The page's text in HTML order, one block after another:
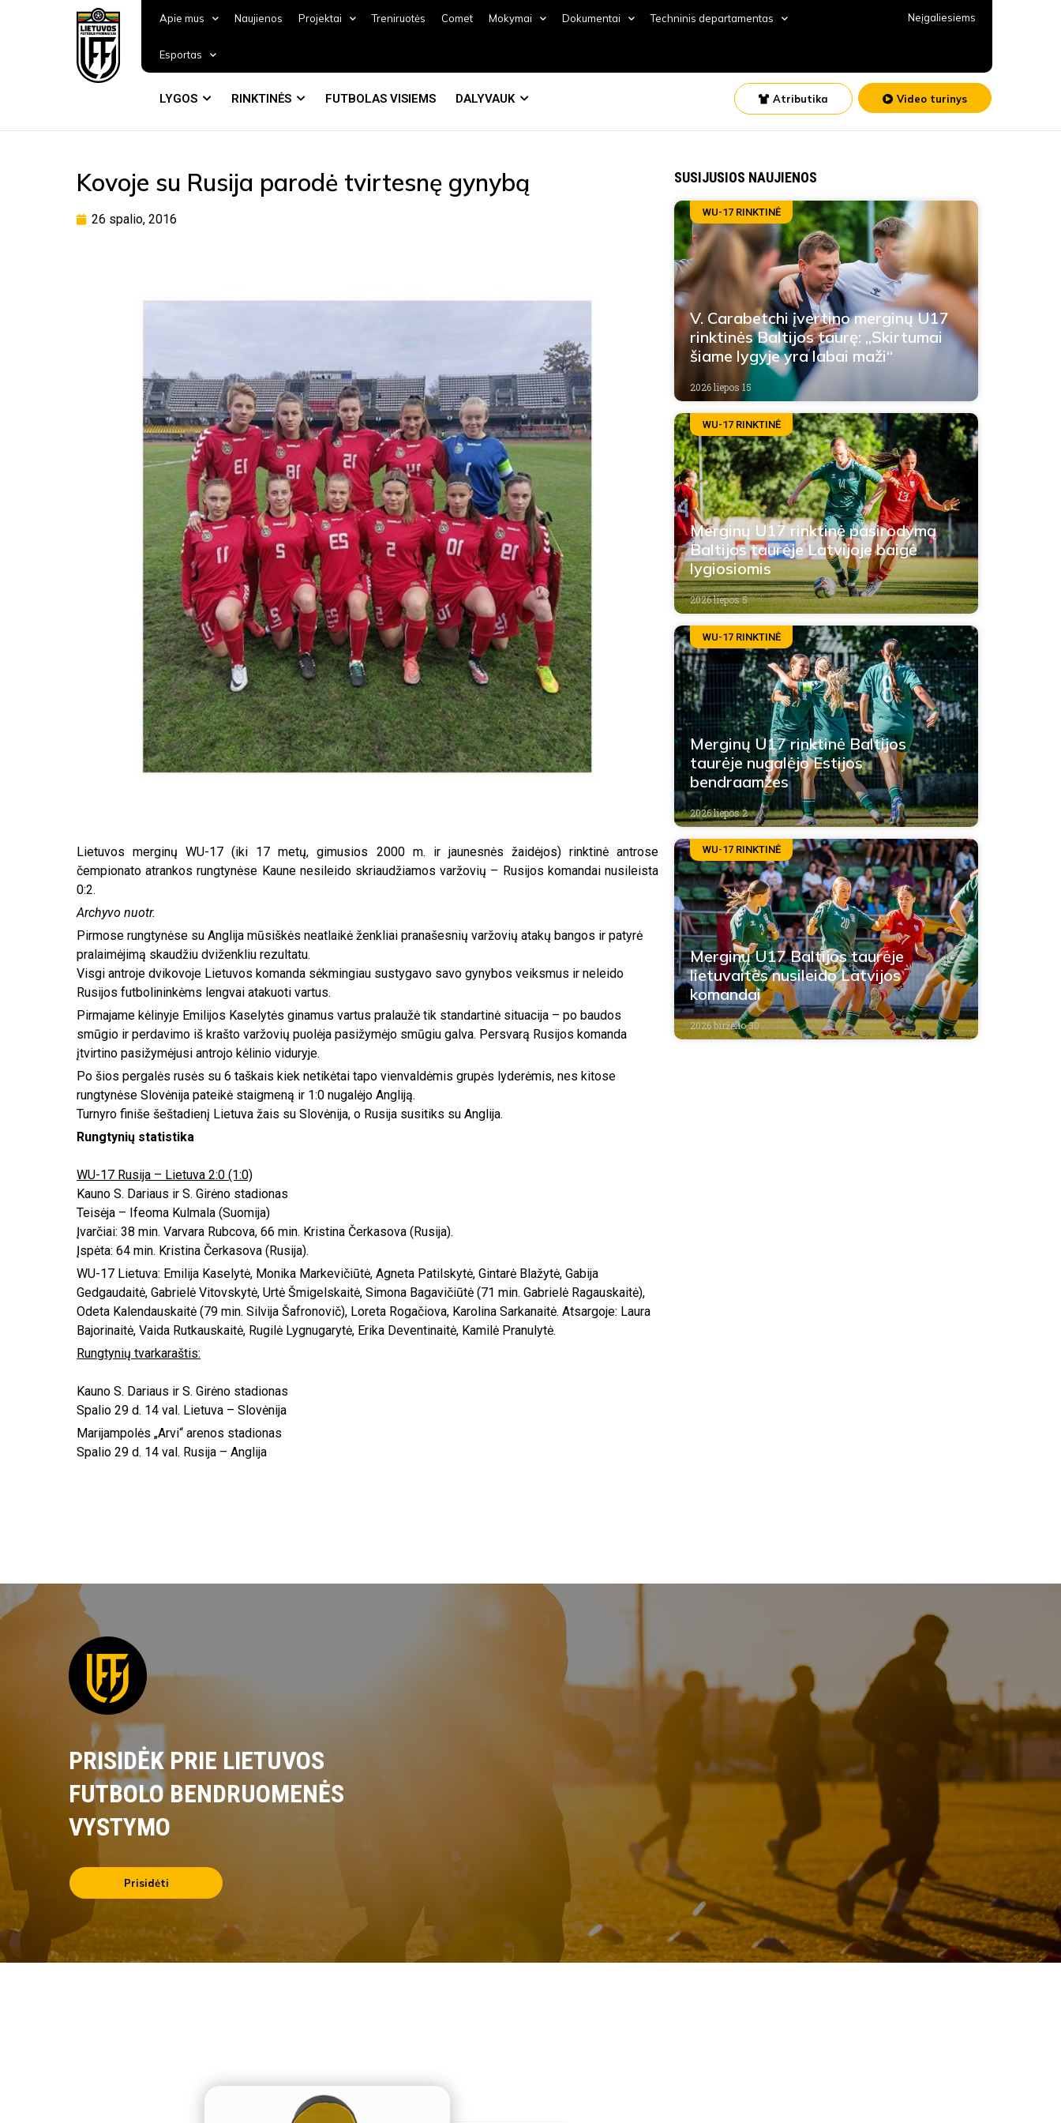
Apie mus Naujienos Projektai Treniruotės Comet Mokymai Dokumentai Techninis departamentas
Esportas
Neįgaliesiems
LYGOS RINKTINĖS FUTBOLAS VISIEMS DALYVAUK Atributika Video turinys
Kovoje su Rusija parodė tvirtesnę gynybą
26 spalio, 2016
Lietuvos merginų WU-17 (iki 17 metų, gimusios 2000 m. ir jaunesnės žaidėjos) rinktinė antrose
čempionato atrankos rungtynėse Kaune nesileido skriaudžiamos varžovių – Rusijos komandai nusileista
0:2.
Archyvo nuotr.
Pirmose rungtynėse su Anglija mūsiškės neatlaikė ženkliai pranašesnių varžovių atakų bangos ir patyrė
pralaimėjimą skaudžiu dviženkliu rezultatu.
Visgi antroje dvikovoje Lietuvos komanda sėkmingiau sustygavo savo gynybos veiksmus ir neleido
Rusijos futbolininkėms lengvai atakuoti vartus.
Pirmajame kėlinyje Emilijos Kaselytės ginamus vartus pralaužė tik standartinė situacija – po baudos
smūgio ir perdavimo iš krašto varžovių puolėja pasižymėjo smūgiu galva. Persvarą Rusijos komanda
įtvirtino pasižymėjusi antrojo kėlinio viduryje.
Po šios pergalės rusės su 6 taškais kiek netikėtai tapo vienvaldėmis grupės lyderėmis, nes kitose
rungtynėse Slovėnija pateikė staigmeną ir 1:0 nugalėjo Angliją.
Turnyro finiše šeštadienį Lietuva žais su Slovėnija, o Rusija susitiks su Anglija.
Rungtynių statistika
WU-17 Rusija – Lietuva 2:0 (1:0)
Kauno S. Dariaus ir S. Girėno stadionas
Teisėja – Ifeoma Kulmala (Suomija)
Įvarčiai: 38 min. Varvara Rubcova, 66 min. Kristina Čerkasova (Rusija).
Įspėta: 64 min. Kristina Čerkasova (Rusija).
WU-17 Lietuva: Emilija Kaselytė, Monika Markevičiūtė, Agneta Patilskytė, Gintarė Blažytė, Gabija
Gedgaudaitė, Gabrielė Vitovskytė, Urtė Šmigelskaitė, Simona Bagavičiūtė (71 min. Gabrielė Ragauskaitė),
Odeta Kalendauskaitė (79 min. Silvija Šafronovič), Loreta Rogačiova, Karolina Sarkanaitė. Atsargoje: Laura
Bajorinaitė, Vaida Rutkauskaitė, Rugilė Lygnugarytė, Erika Deventinaitė, Kamilė Pranulytė.
Rungtynių tvarkaraštis:
Kauno S. Dariaus ir S. Girėno stadionas
Spalio 29 d. 14 val. Lietuva – Slovėnija
Marijampolės „Arvi“ arenos stadionas
Spalio 29 d. 14 val. Rusija – Anglija
SUSIJUSIOS NAUJIENOS
WU-17 RINKTINĖ
V. Carabetchi įvertino merginų U17
rinktinės Baltijos taurę: „Skirtumai
šiame lygyje yra labai maži“
2026 liepos 15
WU-17 RINKTINĖ
Merginų U17 rinktinė pasirodymą
Baltijos taurėje Latvijoje baigė
lygiosiomis
2026 liepos 5
WU-17 RINKTINĖ
Merginų U17 rinktinė Baltijos
taurėje nugalėjo Estijos
bendraamžes
2026 liepos 2
WU-17 RINKTINĖ
Merginų U17 Baltijos taurėje
lietuvaitės nusileido Latvijos
komandai
2026 birželio 30
PRISIDĖK PRIE LIETUVOS
FUTBOLO BENDRUOMENĖS
VYSTYMO
Prisidėti